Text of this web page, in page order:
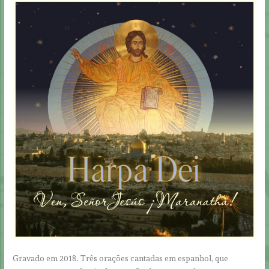
Gravado em 2018. Três orações cantadas em espanhol, que